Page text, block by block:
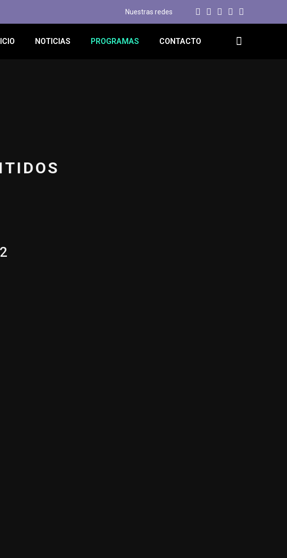
Nuestras redes
NOTICIAS PROGRAMAS CONTACTO